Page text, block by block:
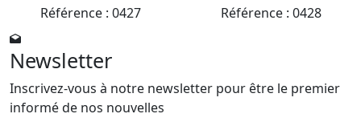
Référence : 0427 Référence : 0428
Newsletter
Inscrivez-vous à notre newsletter pour être le premier
informé de nos nouvelles